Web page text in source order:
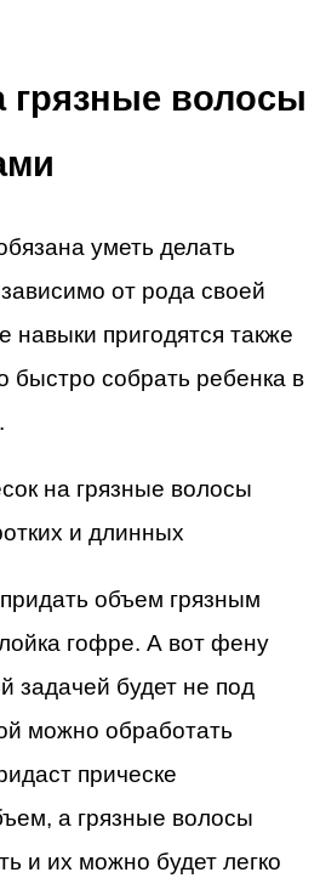
грязные волосы
уметь делать
от рода своей
навыки пригодятся также
быстро собрать ребенка в
объем грязным
гофре. А вот фену
задачей будет не под
можно обработать
прическе
а грязные волосы
и их можно будет легко